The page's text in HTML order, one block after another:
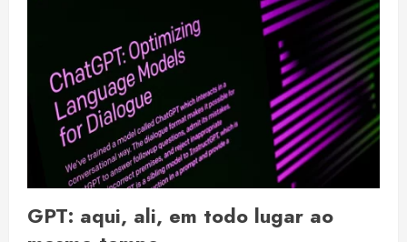
GPT: aqui, ali, em todo lugar ao